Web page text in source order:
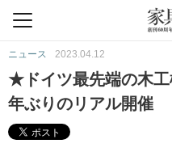
ニュース 2023.04.12
★ドイツ最先端の木工
年ぶりのリアル開催